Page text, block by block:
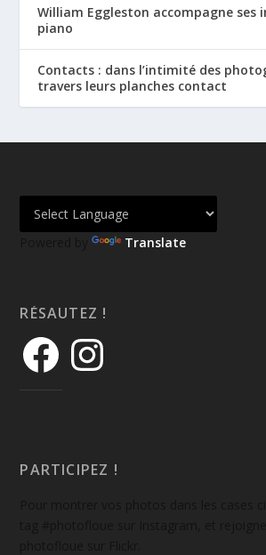
William Eggleston accompagne ses
piano
Contacts : dans l’intimité des
travers leurs planches contact
Powered by Translate
RÉSAUTEZ !
PARTICIPEZ !